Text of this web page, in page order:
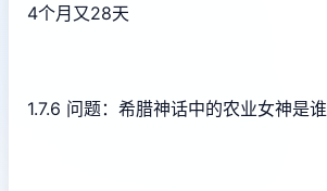
4个月又28天
1.7.6 问题：希腊神话中的农业女神是谁